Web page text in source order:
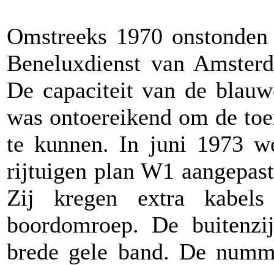
Omstreeks 1970
Beneluxdienst van
De capaciteit van de
was ontoereikend om de
te kunnen. In juni 1973
rijtuigen plan W1
Zij kregen extra
boordomroep. De
brede gele band. De